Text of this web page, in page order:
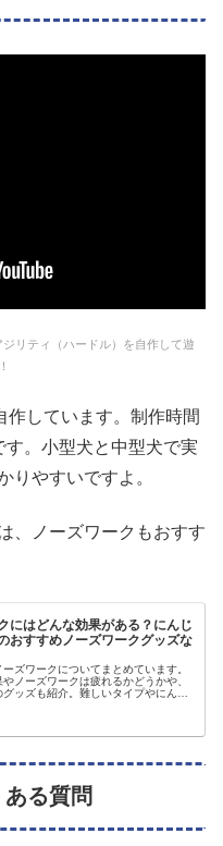
リティ（ハードル）を自作して遊
作しています。制作時間
。小型犬と中型犬で実
りやすいですよ。
、ノーズワークもおすす
にはどんな効果がある？にんじ
おすすめノーズワークグッズな
ズワークについてまとめています。
ノーズワークは疲れるかどうかや、
ッズも紹介。難しいタイプやにんじ
る質問